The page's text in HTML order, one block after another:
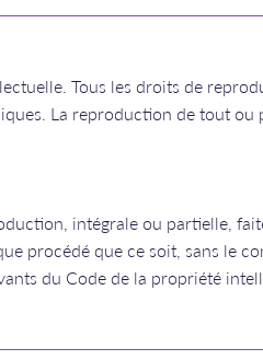
Tous les droits de
La reproduction de tout ou
intégrale ou partielle,
procédé que ce soit, sans le
du Code de la propriété